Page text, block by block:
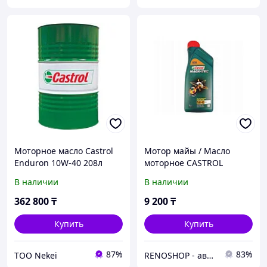
Моторное масло Castrol
Enduron 10W-40 208л
В наличии
362 800₸
Купить
ТОО Nekei 87%
Мотор майы / Масло
моторное CASTROL
В наличии
9 200₸
Купить
RENOSHOP - автозапчасти, тюнинг и аксессуары для автомобилей Renault, Largus, X-Ray, Vesta. 83%